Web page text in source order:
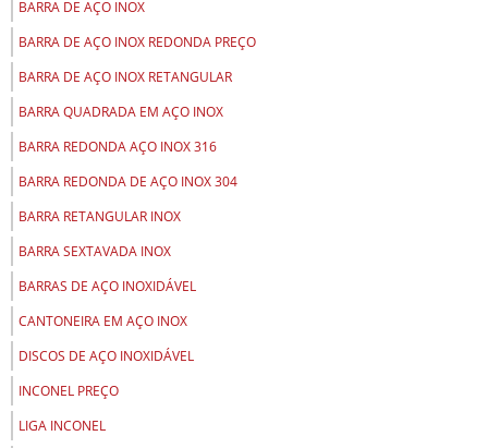
BARRA DE AÇO INOX
BARRA DE AÇO INOX REDONDA PREÇO
BARRA DE AÇO INOX RETANGULAR
BARRA QUADRADA EM AÇO INOX
BARRA REDONDA AÇO INOX 316
BARRA REDONDA DE AÇO INOX 304
BARRA RETANGULAR INOX
BARRA SEXTAVADA INOX
BARRAS DE AÇO INOXIDÁVEL
CANTONEIRA EM AÇO INOX
DISCOS DE AÇO INOXIDÁVEL
INCONEL PREÇO
LIGA INCONEL